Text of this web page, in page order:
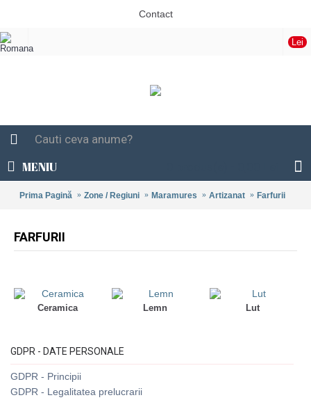
Contact
Lei
MENIU
Prima Pagină Zone / Regiuni Maramures Artizanat Farfurii
FARFURII
Ceramica Lemn Lut
GDPR - DATE PERSONALE
GDPR - Principii
GDPR - Legalitatea prelucrarii